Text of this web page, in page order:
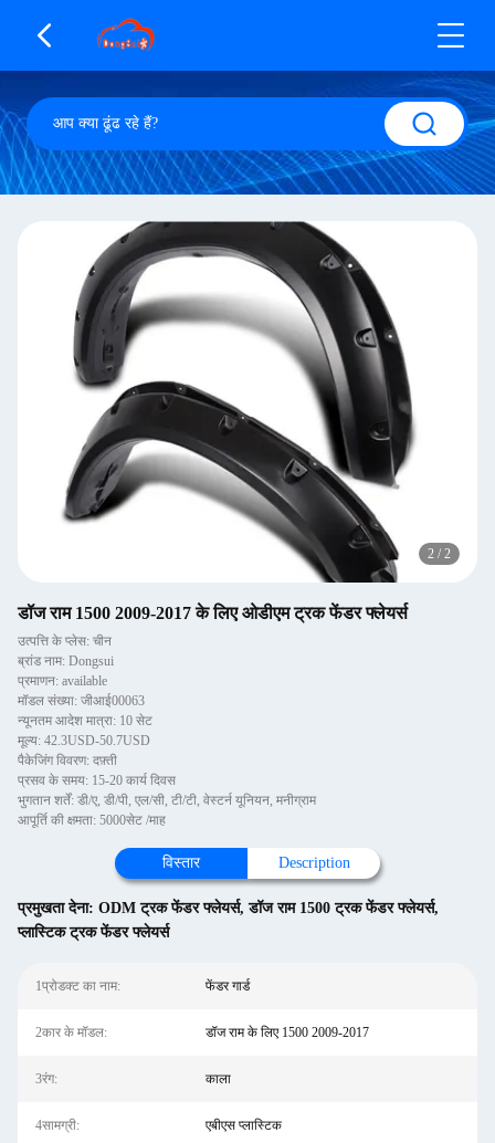
2 / 2
डॉज राम 1500 2009-2017 के लिए ओडीएम ट्रक फेंडर फ्लेयर्स
उत्पत्ति के प्लेस: चीन
ब्रांड नाम: Dongsui
प्रमाणन: available
मॉडल संख्या: जीआई00063
न्यूनतम आदेश मात्रा: 10 सेट
मूल्य: 42.3USD-50.7USD
पैकेजिंग विवरण: दफ़्ती
प्रसव के समय: 15-20 कार्य दिवस
भुगतान शर्तें: डी/ए, डी/पी, एल/सी, टी/टी, वेस्टर्न यूनियन, मनीग्राम
आपूर्ति की क्षमता: 5000सेट /माह
विस्तार Description
प्रमुखता देना: ODM ट्रक फेंडर फ्लेयर्स,डॉज राम 1500 ट्रक फेंडर फ्लेयर्स,
प्लास्टिक ट्रक फेंडर फ्लेयर्स
1प्रोडक्ट का नाम: फेंडर गार्ड
2कार के मॉडल: डॉज राम के लिए 1500 2009-2017
3रंग: काला
4सामग्री: एबीएस प्लास्टिक